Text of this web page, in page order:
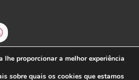
lhe proporcionar a melhor experiência
sobre quais os cookies que estamos